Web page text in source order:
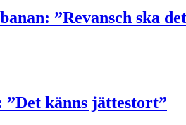
”Revansch ska
känns jättestort”